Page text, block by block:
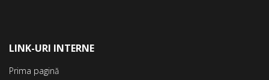
LINK-URI INTERNE
Prima pagină